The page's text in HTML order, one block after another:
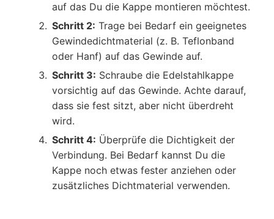
auf das Du die Kappe montieren möchtest.
Schritt 2: Trage bei Bedarf ein geeignetes
Gewindedichtmaterial (z. B. Teflonband
oder Hanf) auf das Gewinde auf.
Schritt 3: Schraube die Edelstahlkappe
vorsichtig auf das Gewinde. Achte darauf,
dass sie fest sitzt, aber nicht überdreht
wird.
Schritt 4: Überprüfe die Dichtigkeit der
Verbindung. Bei Bedarf kannst Du die
Kappe noch etwas fester anziehen oder
zusätzliches Dichtmaterial verwenden.